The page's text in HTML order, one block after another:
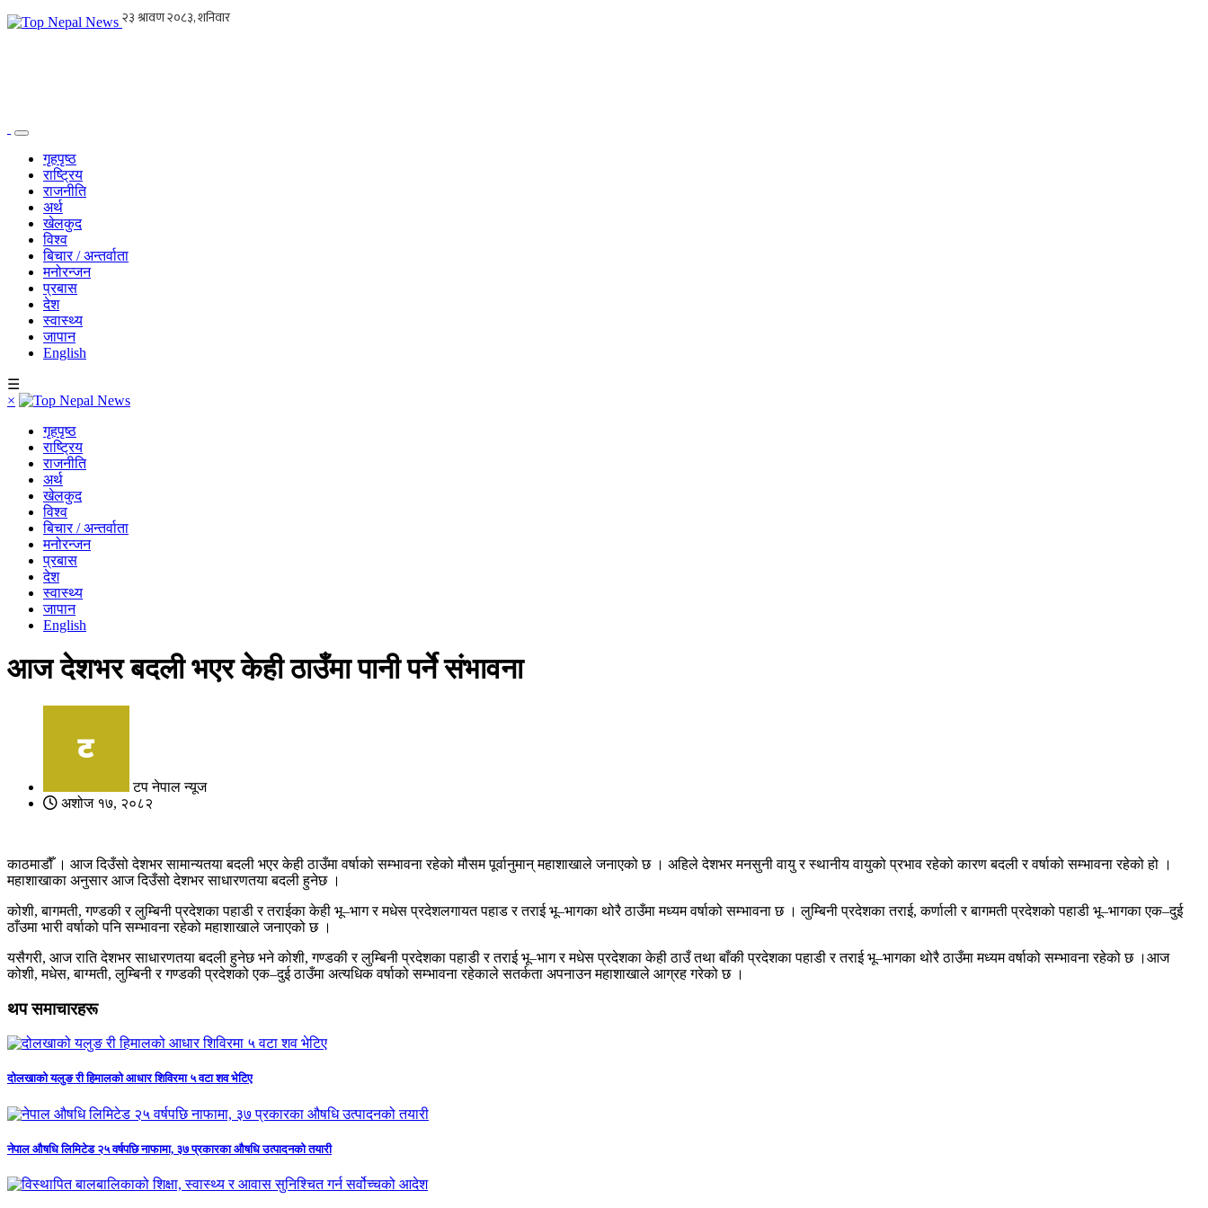
गृहपृष्ठ
राष्ट्रिय
राजनीति
अर्थ
खेलकुद
विश्व
बिचार / अन्तर्वाता
मनोरन्जन
प्रबास
देश
स्वास्थ्य
जापान
English
☰
×
गृहपृष्ठ
राष्ट्रिय
राजनीति
अर्थ
खेलकुद
विश्व
बिचार / अन्तर्वाता
मनोरन्जन
प्रबास
देश
स्वास्थ्य
जापान
English
आज देशभर बदली भएर केही ठाउँमा पानी पर्ने संभावना
टप नेपाल न्यूज
अशोज १७, २०८२
काठमाडौँ । आज दिउँसो देशभर सामान्यतया बदली भएर केही ठाउँमा वर्षाको सम्भावना रहेको मौसम पूर्वानुमान् महाशाखाले जनाएको छ । अहिले देशभर मनसुनी वायु र स्थानीय वायुको प्रभाव रहेको कारण बदली र वर्षाको सम्भावना रहेको हो ।
महाशाखाका अनुसार आज दिउँसो देशभर साधारणतया बदली हुनेछ ।
कोशी, बागमती, गण्डकी र लुम्बिनी प्रदेशका पहाडी र तराईका केही भू–भाग र मधेस प्रदेशलगायत पहाड र तराई भू–भागका थोरै ठाउँमा मध्यम वर्षाको सम्भावना छ । लुम्बिनी प्रदेशका तराई, कर्णाली र बागमती प्रदेशको पहाडी भू–भागका एक–दुई
ठाँउमा भारी वर्षाको पनि सम्भावना रहेको महाशाखाले जनाएको छ ।
यसैगरी, आज राति देशभर साधारणतया बदली हुनेछ भने कोशी, गण्डकी र लुम्बिनी प्रदेशका पहाडी र तराई भू–भाग र मधेस प्रदेशका केही ठाउँ तथा बाँकी प्रदेशका पहाडी र तराई भू–भागका थोरै ठाउँमा मध्यम वर्षाको सम्भावना रहेको छ ।आज
कोशी, मधेस, बाग्मती, लुम्बिनी र गण्डकी प्रदेशको एक–दुई ठाउँमा अत्यधिक वर्षाको सम्भावना रहेकाले सतर्कता अपनाउन महाशाखाले आग्रह गरेको छ ।
थप समाचारहरू
दोलखाको यलुङ री हिमालको आधार शिविरमा ५ वटा शव भेटिए
नेपाल औषधि लिमिटेड २५ वर्षपछि नाफामा, ३७ प्रकारका औषधि उत्पादनको तयारी